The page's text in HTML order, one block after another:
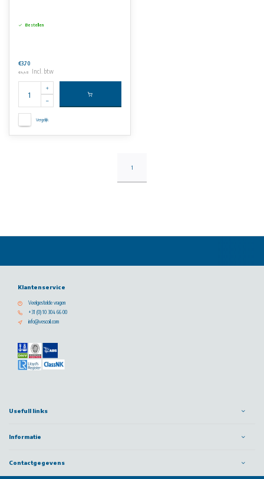
Bestellen
€3,70
€4,48 Incl. btw
Vergelijk
1
Klantenservice
Veelgestelde vragen
+31 (0) 10 304 66 00
info@vescoil.com
Usefull links
Informatie
Contactgegevens